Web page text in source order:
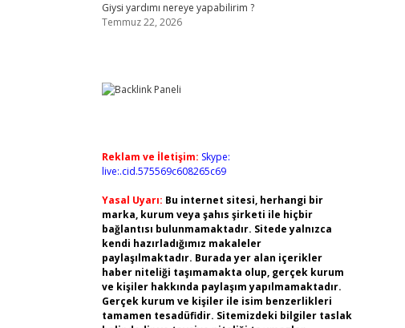
Giysi yardımı nereye yapabilirim ?
Temmuz 22, 2026
Reklam ve İletişim: Skype:
live:.cid.575569c608265c69
Yasal Uyarı: Bu internet sitesi, herhangi bir
marka, kurum veya şahıs şirketi ile hiçbir
bağlantısı bulunmamaktadır. Sitede yalnızca
kendi hazırladığımız makaleler
paylaşılmaktadır. Burada yer alan içerikler
haber niteliği taşımamakta olup, gerçek kurum
ve kişiler hakkında paylaşım yapılmamaktadır.
Gerçek kurum ve kişiler ile isim benzerlikleri
tamamen tesadüfidir. Sitemizdeki bilgiler taslak